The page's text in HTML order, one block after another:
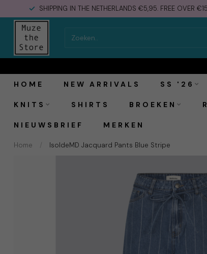
SHIPPING IN THE NETHERLANDS €5,95. FREE OVER
HOME
NEW ARRIVALS SS '26
KNITS SHIRTS BROEKEN
NIEUWSBRIEF MERKEN
Home / IsoldeMD Jacquard Pants Blue Stripe
Modström IsoldeMD Jacquard Pants Blue